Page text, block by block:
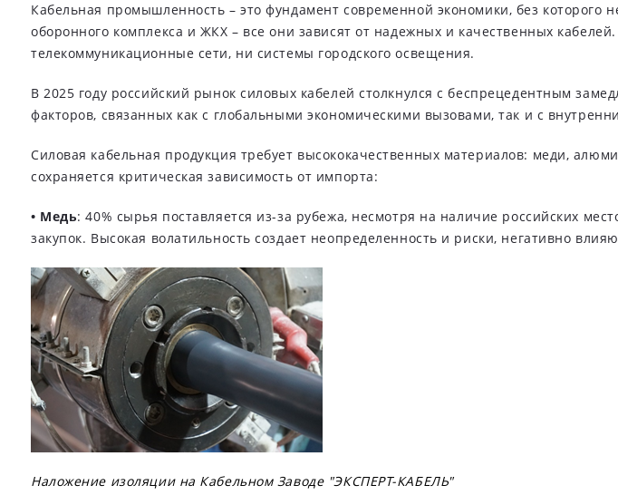
Кабельная промышленность – это фундамент современной экономики, без
оборонного комплекса и ЖКХ – все они зависят от надежных и качественных
телекоммуникационные сети, ни системы городского освещения.
В 2025 году российский рынок силовых кабелей столкнулся с беспрецедентным
факторов, связанных как с глобальными экономическими вызовами, так и с
Силовая кабельная продукция требует высококачественных материалов: меди,
сохраняется критическая зависимость от импорта:
• Медь: 40% сырья поставляется из-за рубежа, несмотря на наличие российских
закупок. Высокая волатильность создает неопределенность и риски, негативно
Наложение изоляции на Кабельном Заводе "ЭКСПЕРТ-КАБЕЛЬ"